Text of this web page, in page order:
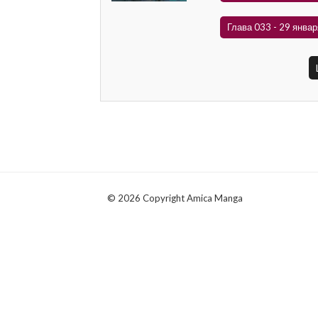
Глава 033 - 29
© 2026 Copyright Amica Manga